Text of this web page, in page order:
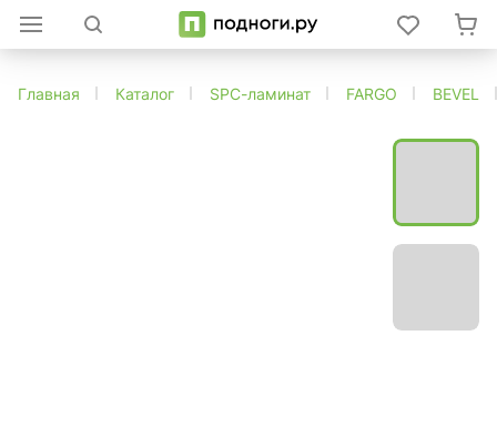
Главная Каталог SPC-ламинат FARGO BEVEL